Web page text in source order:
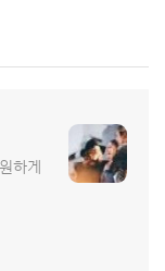
하게